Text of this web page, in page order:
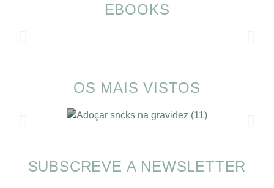
EBOOKS
OS MAIS VISTOS
SOMP (SOP): 5 Ideias de Pequenos Almoços
SUBSCREVE A NEWSLETTER